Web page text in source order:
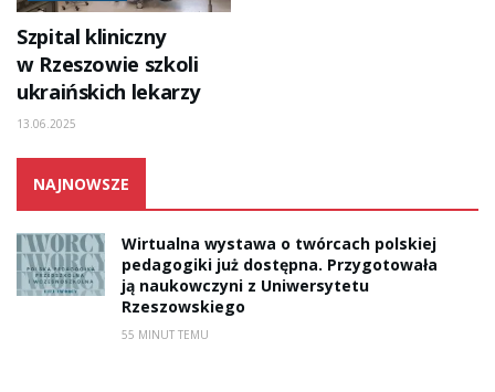
Szpital kliniczny
w Rzeszowie szkoli
ukraińskich lekarzy
13.06.2025
NAJNOWSZE
Wirtualna wystawa o twórcach polskiej
pedagogiki już dostępna. Przygotowała
ją naukowczyni z Uniwersytetu
Rzeszowskiego
55 MINUT TEMU